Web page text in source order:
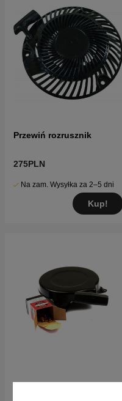
Przewiń rozrusznik
275PLN
Na zam. Wysyłka za 2–5 dni
Kup!